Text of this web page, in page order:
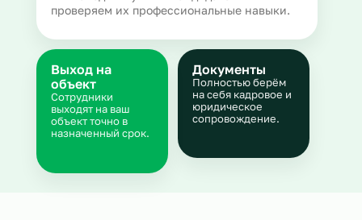
проверяем их профессиональные навыки.
Документы
Полностью берём
на себя кадровое и
юридическое
сопровождение.
Выход на
объект
Сотрудники
выходят на ваш
объект точно в
назначенный срок.